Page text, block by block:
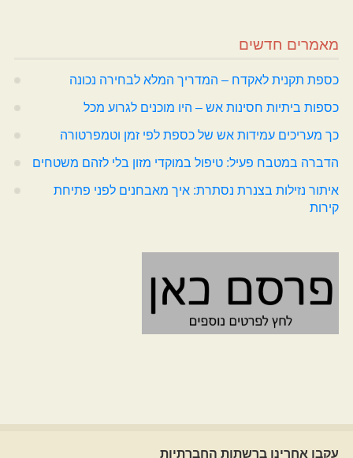
מאמרים חדשים
כספת תקנית לאקדח – המדריך המלא לבחירה נכונה
כספות ביתיות חסינות אש – היו מוכנים לגרוע מכל
כך מעריכים עמידות אש של כספת לפי זמן וטמפרטורה
הדברה במטבח פעיל: טיפול במוקדי מזון בלי לזהם משטחים
איתור נזילות בצנרת נסתרת: איך מאבחנים לפני פתיחת
קירות
עקבו אחרינו ברשתות החברתיות